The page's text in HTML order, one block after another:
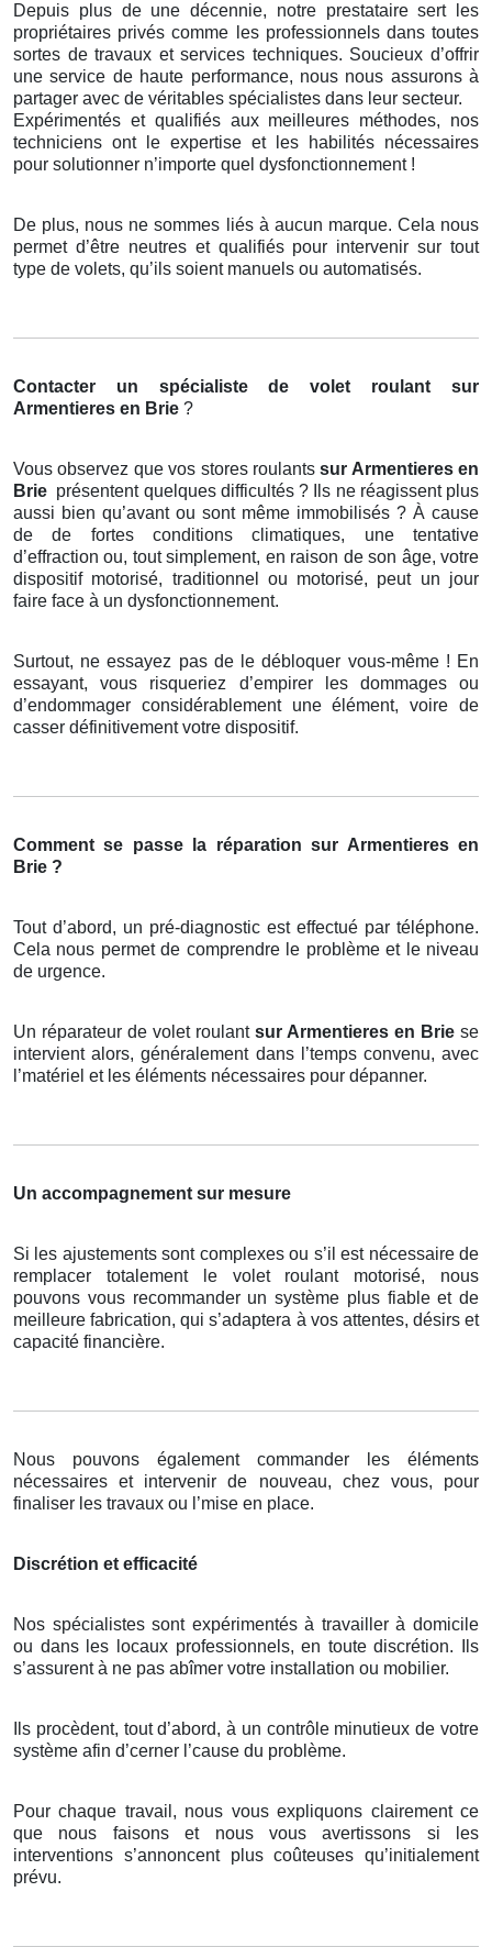
Depuis plus de une décennie, notre prestataire sert les
propriétaires privés comme les professionnels dans toutes
sortes de travaux et services techniques. Soucieux d’offrir
une service de haute performance, nous nous assurons à
partager avec de véritables spécialistes dans leur secteur.
Expérimentés et qualifiés aux meilleures méthodes, nos
techniciens ont le expertise et les habilités nécessaires
pour solutionner n’importe quel dysfonctionnement !
De plus, nous ne sommes liés à aucun marque. Cela nous
permet d’être neutres et qualifiés pour intervenir sur tout
type de volets, qu’ils soient manuels ou automatisés.
Contacter un spécialiste de volet roulant
sur
Armentieres en Brie ?
Vous observez que vos stores roulantssur Armentieres en
Brie présentent quelques difficultés ? Ils ne réagissent plus
aussi bien qu’avant ou sont même immobilisés ? À cause
de de fortes conditions climatiques, une tentative
d’effraction ou, tout simplement, en raison de son âge, votre
dispositif motorisé, traditionnel ou motorisé, peut un jour
faire face à un dysfonctionnement.
Surtout, ne essayez pas de le débloquer vous-même ! En
essayant, vous risqueriez d’empirer les dommages ou
d’endommager considérablement une élément, voire de
casser définitivement votre dispositif.
Comment se passe la réparation sur Armentieres en
Brie ?
Tout d’abord, un pré-diagnostic est effectué par téléphone.
Cela nous permet de comprendre le problème et le niveau
de urgence.
Un réparateur de volet roulant sur Armentieres en Brie se
intervient alors, généralement dans l’temps convenu, avec
l’matériel et les éléments nécessaires pour dépanner.
Un accompagnement sur mesure
Si les ajustements sont complexes ou s’il est nécessaire de
remplacer totalement le volet roulant motorisé, nous
pouvons vous recommander un système plus fiable et de
meilleure fabrication, qui s’adaptera à vos attentes, désirs et
capacité financière.
Nous pouvons également commander les éléments
nécessaires et intervenir de nouveau, chez vous, pour
finaliser les travaux ou l’mise en place.
Discrétion et efficacité
Nos spécialistes sont expérimentés à travailler à domicile
ou dans les locaux professionnels, en toute discrétion. Ils
s’assurent à ne pas abîmer votre installation ou mobilier.
Ils procèdent, tout d’abord, à un contrôle minutieux de votre
système afin d’cerner l’cause du problème.
Pour chaque travail, nous vous expliquons clairement ce
que nous faisons et nous vous avertissons si les
interventions s’annoncent plus coûteuses qu’initialement
prévu.